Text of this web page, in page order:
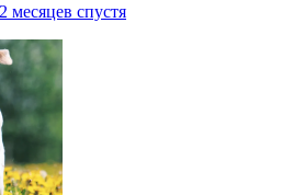
месяцев спустя